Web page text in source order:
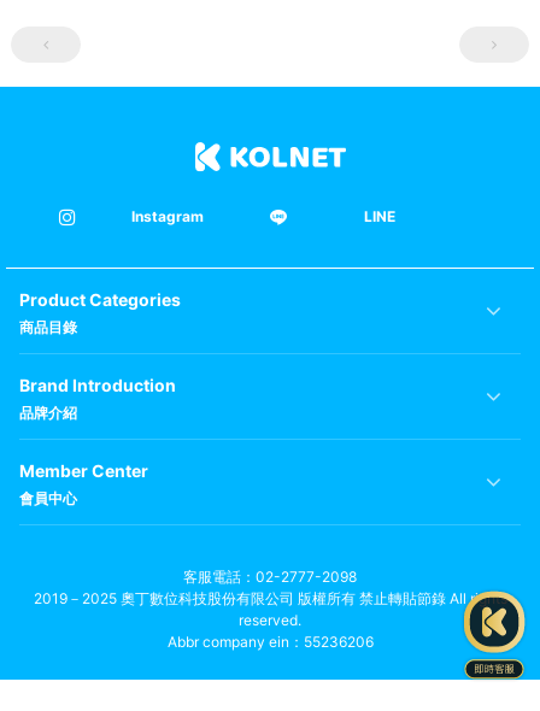
Instagram LINE
Product Categories
商品目錄
Brand Introduction
品牌介紹
Member Center
會員中心
客服電話
02-2777-2098
2019－2025 奧丁數位科技股份有限公司 版權所有 禁止轉貼節錄 All rights
reserved.
Abbr company ein：55236206